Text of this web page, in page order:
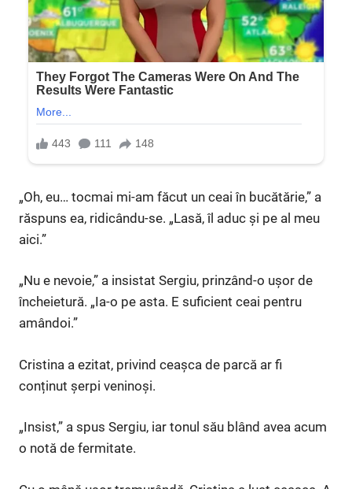
„Oh, eu… tocmai mi-am făcut un ceai în bucătărie,” a
răspuns ea, ridicându-se. „Lasă, îl aduc și pe al meu
aici.”
„Nu e nevoie,” a insistat Sergiu, prinzând-o ușor de
încheietură. „Ia-o pe asta. E suficient ceai pentru
amândoi.”
Cristina a ezitat, privind ceașca de parcă ar fi
conținut șerpi veninoși.
„Insist,” a spus Sergiu, iar tonul său blând avea acum
o notă de fermitate.